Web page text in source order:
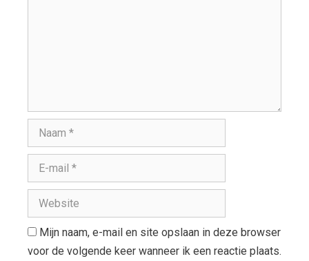
Mijn naam, e-mail en site opslaan in deze browser
voor de volgende keer wanneer ik een reactie plaats.